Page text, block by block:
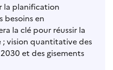
la planification
besoins en
la clé pour réussir la
vision quantitative des
et des gisements